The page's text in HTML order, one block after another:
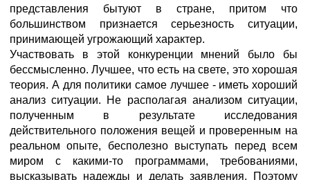
представления бытуют в стране, притом что
большинством признается серьезность ситуации,
принимающей угрожающий характер.
Участвовать в этой конкуренции мнений было бы
бессмысленно. Лучшее, что есть на свете, это хорошая
теория. А для политики самое лучшее - иметь хороший
анализ ситуации. Не располагая анализом ситуации,
полученным в результате исследования
действительного положения вещей и проверенным на
реальном опыте, бесполезно выступать перед всем
миром с какими-то программами, требованиями,
высказывать надежды и делать заявления. Поэтому